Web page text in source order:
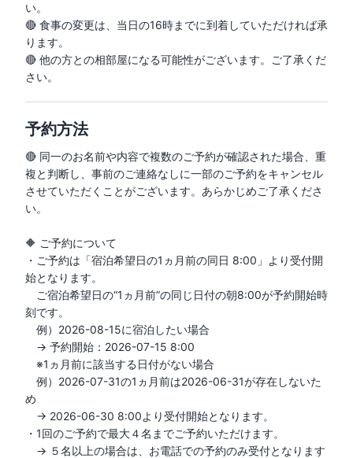
い。
🔴 食事の変更は、当日の16時までに到着していただければ承
ります。
🔴 他の方との相部屋になる可能性がございます。ご了承くだ
さい。
予約方法
🔴 同一のお名前や内容で複数のご予約が確認された場合、重
複と判断し、事前のご連絡なしに一部のご予約をキャンセル
させていただくことがございます。あらかじめご了承くださ
い。
🔶 ご予約について
・ご予約は「宿泊希望日の1ヵ月前の同日 8:00」より受付開
始となります。
ご宿泊希望日の“1ヵ月前”の同じ日付の朝8:00が予約開始時
刻です。
例）2026-08-15に宿泊したい場合
→ 予約開始：2026-07-15 8:00
※1ヵ月前に該当する日付がない場合
例）2026-07-31の1ヵ月前は2026-06-31が存在しないた
め
→ 2026-06-30 8:00より受付開始となります。
・1回のご予約で最大４名までご予約いただけます。
→ ５名以上の場合は、お電話での予約のみ受付となります